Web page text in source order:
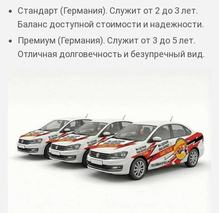
Стандарт (Германия). Служит от 2 до 3 лет.
Баланс доступной стоимости и надежности.
Премиум (Германия). Служит от 3 до 5 лет.
Отличная долговечность и безупречный вид.